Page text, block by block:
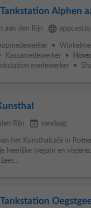
Alphen
aan den Rijn language appcast.io
•
Kassamedewerker •
medewerker •
Rijn event_available vandaag
het Kunsthalcafé in
heerlijke (vega)n en